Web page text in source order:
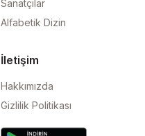
Sanatçılar
Alfabetik Dizin
İletişim
Hakkımızda
Gizlilik Politikası